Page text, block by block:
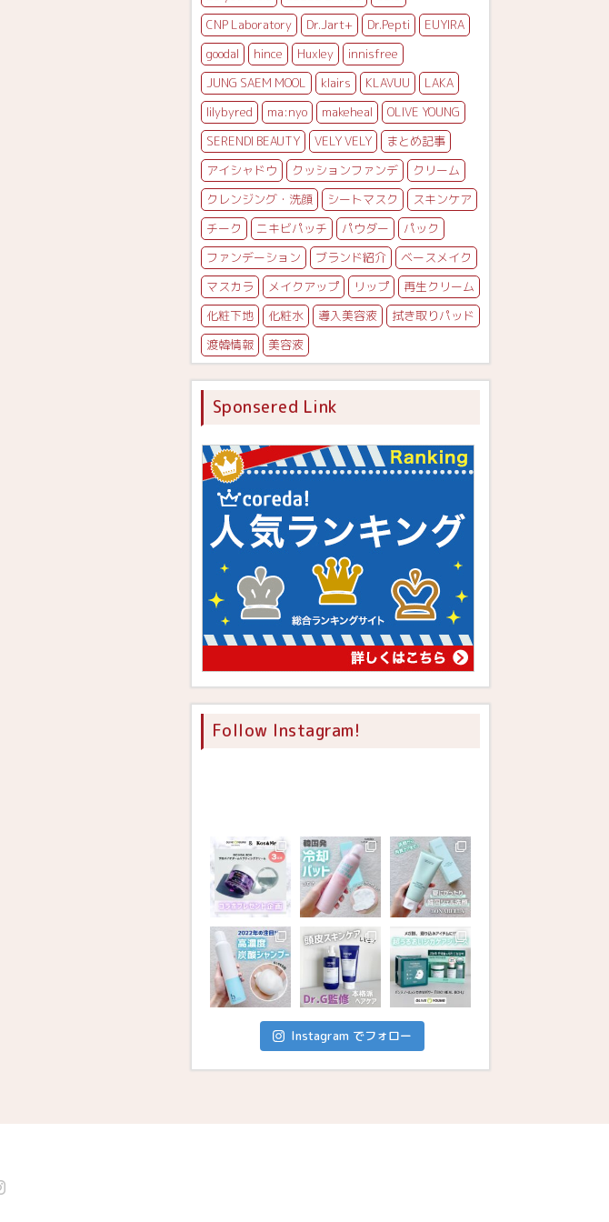
CNP Laboratory
Dr.Jart+ Dr.Pepti
EUYIRA
goodal
hince Huxley
innisfree
JUNG SAEM MOOL
klairs KLAVUU
LAKA
lilybyred
ma:nyo makeheal
OLIVE YOUNG
SERENDI BEAUTY
VELY VELY
まとめ記事
アイシャドウ
クッションファンデ
クリーム
クレンジング・洗顔
シートマスク
スキンケア
チーク
ニキビパッチ パウダー
パック
ファンデーション
ブランド紹介
ベースメイク
マスカラ
メイクアップ リップ
再生クリーム
化粧下地
化粧水 導入美容液
拭き取りパッド
渡韓情報
美容液
Sponsered Link
Follow Instagram!
Instagram でフォロー